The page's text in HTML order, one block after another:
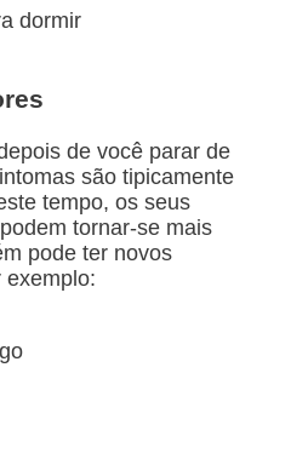
dormir
de você parar de
são tipicamente
tempo, os seus
tornar-se mais
pode ter novos
exemplo: